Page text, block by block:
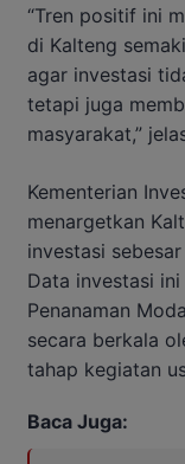
“Tren positif ini
di Kalteng
agar investasi
tetapi juga
masyarakat,”
Kementerian
menargetkan
investasi
Data investasi
Penanaman
secara berkala
tahap kegiatan
Baca Juga: